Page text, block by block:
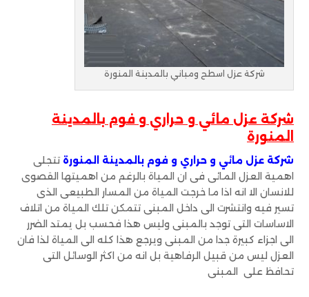
شركة عزل اسطح ومباني بالمدينة المنورة
شركة عزل مائي و حراري و فوم بالمدينة
المنورة
شركة عزل مائي و حراري و فوم بالمدينة المنورة تتجلى
اهمية العزل المائى فى ان المياة بالرغم من اهميتها القصوى
للانسان الا انه اذا ما خرجت المياة من المسار الطبيعى الذى
تسير فيه وانتشرت الى داخل المبنى تتمكن تلك المياة من اتلاف
الاساسات التى توجد بالمبنى وليس هذا فحسب بل يمتد الضرر
الى اجزاء كبيرة جدا من المبنى ويرجع هذا كله الى المياة لذا فان
العزل ليس من قبيل الرفاهية بل انه من اكثر الوسائل التى
تحافظ على المبنى